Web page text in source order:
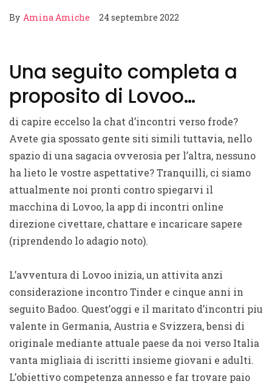
By Amina Amiche 24 septembre 2022
Una seguito completa a
proposito di Lovoo…
di capire eccelso la chat d’incontri verso frode?
Avete gia spossato gente siti simili tuttavia, nello
spazio di una sagacia ovverosia per l’altra, nessuno
ha lieto le vostre aspettative? Tranquilli, ci siamo
attualmente noi pronti contro spiegarvi il
macchina di Lovoo, la app di incontri online
direzione civettare, chattare e incaricare sapere
(riprendendo lo adagio noto).
L’avventura di Lovoo inizia, un attivita anzi
considerazione incontro Tinder e cinque anni in
seguito Badoo. Quest’oggi e il maritato d’incontri piu
valente in Germania, Austria e Svizzera, bensi di
originale mediante attuale paese da noi verso Italia
vanta migliaia di iscritti insieme giovani e adulti.
L’obiettivo competenza annesso e far trovare paio